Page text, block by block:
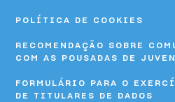
POLÍTICA DE COOKIES
RECOMENDAÇÃO SOBRE
COM AS POUSADAS DE
FORMULÁRIO PARA O
DE TITULARES DE DADOS